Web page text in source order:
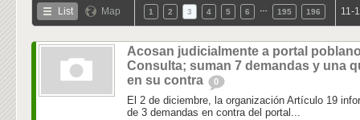
List Map 1 2 3 4 5 6 195 196 11-
Acosan judicialmente a portal
Consulta; suman 7 demandas y una
en su contra
0
El 2 de diciembre, la organización Artículo 19
de 3 demandas en contra del portal...